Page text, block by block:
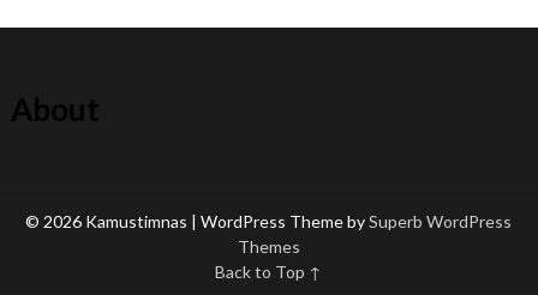
About
© 2026 Kamustimnas | WordPress Theme bySuperb WordPress
Themes
Back to Top ↑